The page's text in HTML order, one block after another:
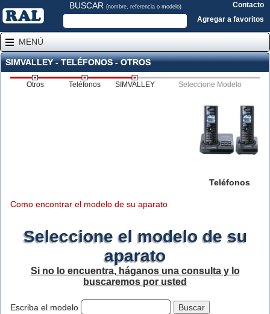
BUSCAR (nombre, referencia o modelo)
Contacto
Agregar a favoritos
MENÚ
SIMVALLEY - TELÉFONOS - OTROS
Otros Teléfonos SIMVALLEY Seleccione Modelo
Teléfonos
Como encontrar el modelo de su aparato
Seleccione el modelo de su
aparato
Si no lo encuentra, háganos una consulta y lo
buscaremos por usted
Escriba el modelo